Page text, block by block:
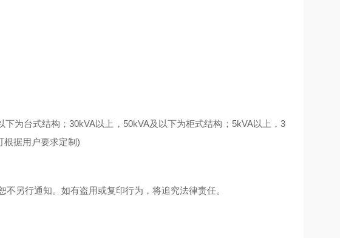
为台式结构；30kVA以上，50kVA及以下为柜式结构；5kVA以上，3
根据用户要求定制)
另行通知。如有盗用或复印行为，将追究法律责任。